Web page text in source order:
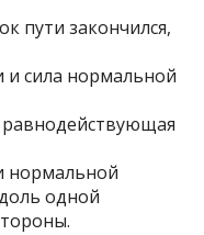
пути закончился,
и сила нормальной
равнодействующая
нормальной
одной